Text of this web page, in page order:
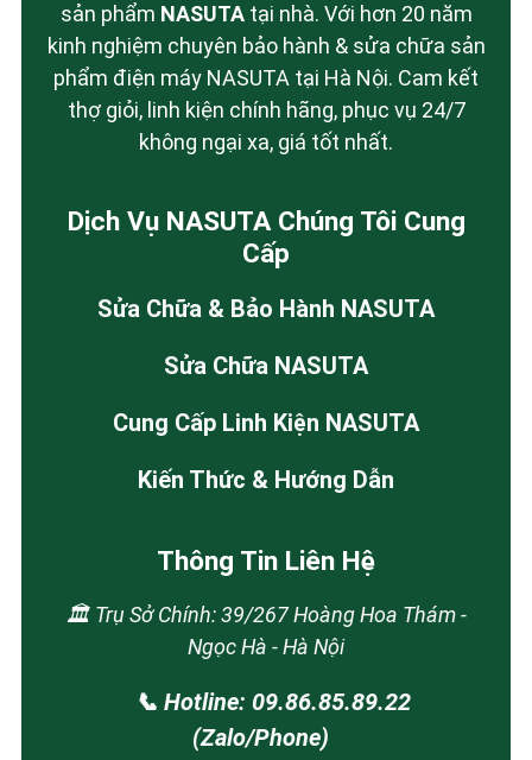
sản phẩm NASUTAtại nhà. Với hơn 20 năm
kinh nghiệm chuyên bảo hành & sửa chữa sản
phẩm điện máy NASUTA tại Hà Nội. Cam kết
thợ giỏi, linh kiện chính hãng, phục vụ 24/7
không ngại xa, giá tốt nhất.
Dịch Vụ NASUTA Chúng Tôi Cung
Cấp
Sửa Chữa & Bảo Hành NASUTA
Sửa Chữa NASUTA
Cung Cấp Linh Kiện NASUTA
Kiến Thức & Hướng Dẫn
Thông Tin Liên Hệ
🏛️ Trụ Sở Chính: 39/267 Hoàng Hoa Thám -
Ngọc Hà - Hà Nội
📞 Hotline: 09.86.85.89.22
(Zalo/Phone)